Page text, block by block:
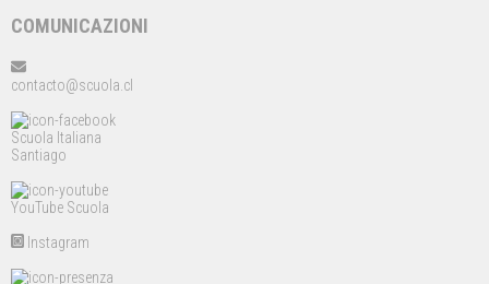
COMUNICAZIONI
contacto@scuola.cl
Scuola Italiana
Santiago
YouTube Scuola
Instagram